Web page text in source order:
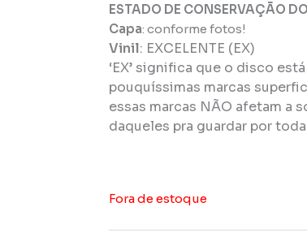
ESTADO DE CONSERVAÇÃO
Capa: conforme fotos!
Vinil: EXCELENTE (EX)
‘EX’ significa que o disco
pouquíssimas marcas
essas marcas NÃO afetam a
daqueles pra guardar por
Fora de estoque